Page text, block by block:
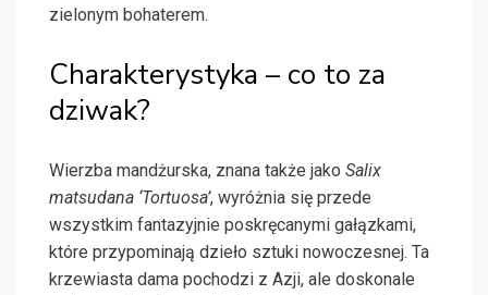
zielonym bohaterem.
Charakterystyka – co to za
dziwak?
Wierzba mandżurska, znana także jako Salix
matsudana ‘Tortuosa’, wyróżnia się przede
wszystkim fantazyjnie poskręcanymi gałązkami,
które przypominają dzieło sztuki nowoczesnej. Ta
krzewiasta dama pochodzi z Azji, ale doskonale